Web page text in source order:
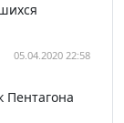
05.04.2020 22:58
Пентагона